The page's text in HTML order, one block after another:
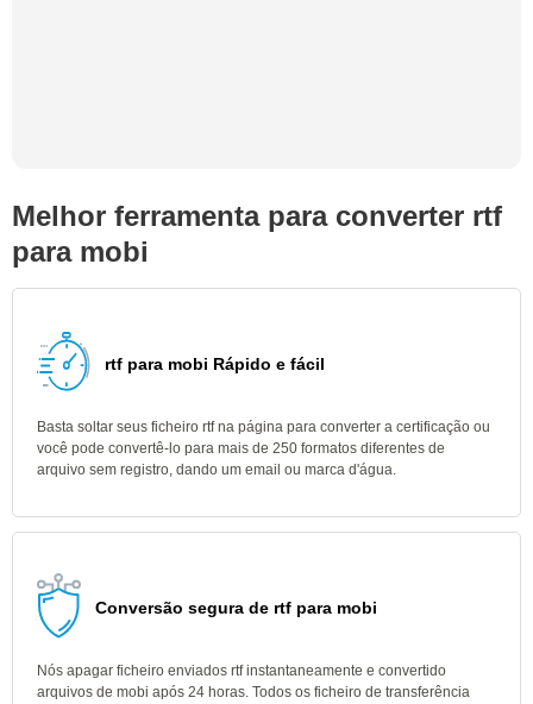
Melhor ferramenta para converter rtf
para mobi
rtf para mobi Rápido e fácil
Basta soltar seus ficheiro rtf na página para converter a certificação ou
você pode convertê-lo para mais de 250 formatos diferentes de
arquivo sem registro, dando um email ou marca d'água.
Conversão segura de rtf para mobi
Nós apagar ficheiro enviados rtf instantaneamente e convertido
arquivos de mobi após 24 horas. Todos os ficheiro de transferência